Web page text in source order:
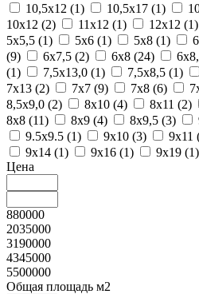
10,5х12 (1) 10,5х17 (1)
10х12 (2) 11х12 (1) 12х12 (1)
5х5,5 (1) 5х6 (1) 5х8 (1)
(9) 6х7,5 (2) 6х8 (24)
(1) 7,5х13,0 (1) 7,5х8,5 (1)
7х13 (2) 7х7 (9) 7х8 (6)
8,5х9,0 (2) 8х10 (4) 8х11 (2)
8х8 (11) 8х9 (4) 8х9,5 (3)
9.5х9.5 (1) 9х10 (3) 9х11
9х14 (1) 9х16 (1) 9х19 (1)
Цена
880000
2035000
3190000
4345000
5500000
Общая площадь м2